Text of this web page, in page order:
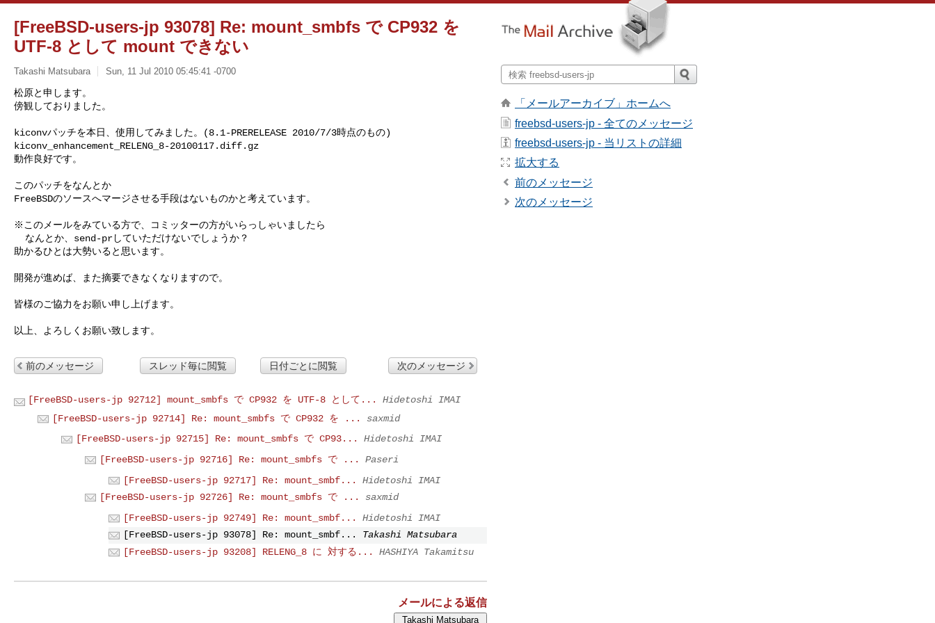
[FreeBSD-users-jp 93078] Re: mount_smbfs で CP932 を
UTF-8 として mount できない
Takashi Matsubara Sun, 11 Jul 2010 05:45:41 -0700
松原と申します。
傍観しておりました。
kiconvパッチを本日、使用してみました。(8.1-PRERELEASE 2010/7/3時点のもの)
kiconv_enhancement_RELENG_8-20100117.diff.gz
動作良好です。
このパッチをなんとか
FreeBSDのソースへマージさせる手段はないものかと考えています。
※このメールをみている方で、コミッターの方がいらっしゃいましたら
助かるひとは大勢いると思います。
開発が進めば、また摘要できなくなりますので。
皆様のご協力をお願い申し上げます。
前のメッセージ スレッド毎に閲覧 日付ごとに閲覧 次のメッセージ
[FreeBSD-users-jp 92712] mount_smbfs で CP932 を UTF-8 として...
Hidetoshi IMAI
[FreeBSD-users-jp 92714] Re: mount_smbfs で CP932 を ...
saxmid
[FreeBSD-users-jp 92715] Re: mount_smbfs で CP93...
Hidetoshi IMAI
[FreeBSD-users-jp 92716] Re: mount_smbfs で ...
Paseri
[FreeBSD-users-jp 92717] Re: mount_smbf...
Hidetoshi IMAI
[FreeBSD-users-jp 92726] Re: mount_smbfs で ...
saxmid
[FreeBSD-users-jp 92749] Re: mount_smbf...
Hidetoshi IMAI
[FreeBSD-users-jp 93078] Re: mount_smbf...
Takashi Matsubara
[FreeBSD-users-jp 93208] RELENG_8 に 対する...
HASHIYA Takamitsu
メールによる返信
「メールアーカイブ」ホームへ
freebsd-users-jp - 全てのメッセージ
freebsd-users-jp - 当リストの詳細
拡大する
前のメッセージ
次のメッセージ